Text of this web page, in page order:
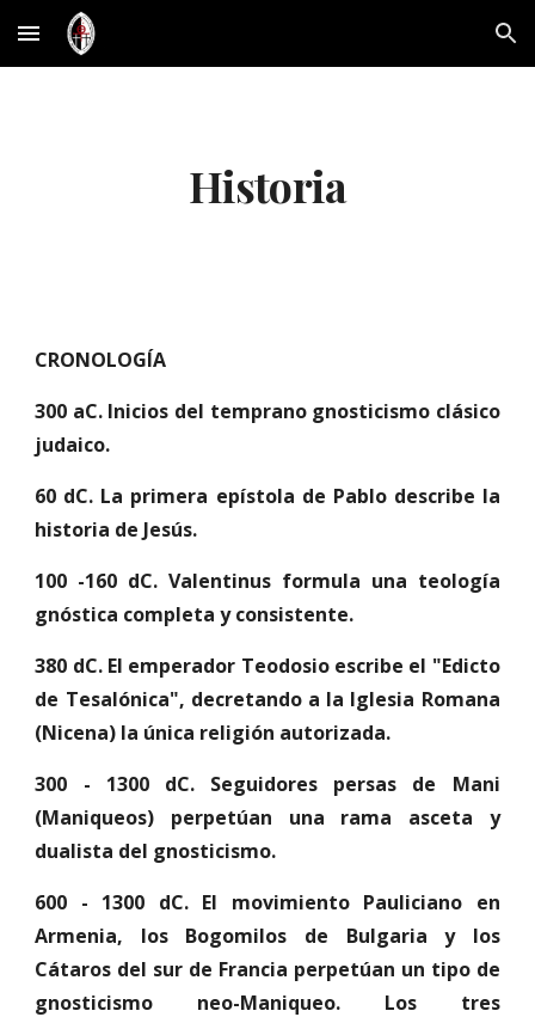
Skip to main content Skip to navigation
Historia
CRONOLOGÍA
300 aC. Inicios del temprano gnosticismo clásico
judaico.
60 dC. La primera epístola de Pablo describe la
historia de Jesús.
100 -160 dC. Valentinus formula una teología
gnóstica completa y consistente.
380 dC. El emperador Teodosio escribe el "Edicto
de Tesalónica", decretando a la Iglesia Romana
(Nicena) la única religión autorizada.
300 - 1300 dC. Seguidores persas de Mani
(Maniqueos) perpetúan una rama asceta y
dualista del gnosticismo.
600 - 1300 dC. El movimiento Pauliciano en
Armenia, los Bogomilos de Bulgaria y los
Cátaros del sur de Francia perpetúan un tipo de
gnosticismo neo-Maniqueo. Los tres